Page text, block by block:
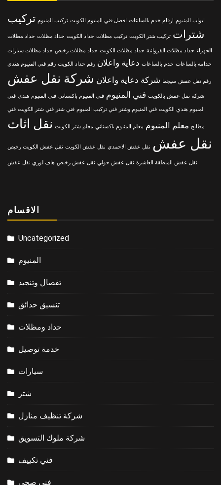
ابواب المنيوم ارقام خدم بالساعات افضل فني المنيوم الكويت تركيب المنيوم تركيب
شترات تركيب شتر الكويت تركيب مظلات حداد الكويت حداد مظلات حداد مظلات
الجهراء حداد مظلات الفروانية حداد مظلات الكويت حداد مظلات رخيص حداد مظلات سيارات
خدامه بالساعات خدم بالساعات دعاية واعلان رقم حداد الكويت رقم فني المنيوم هندي
رقم نقل عفش سيجما شركة دعاية واعلان شركة نقل عفش
شركة نقل عفش بالكويت فني المنيوم فني المنيوم باكستاني فني المنيوم هندي فني
المنيوم هندي الكويت فني المنيوم وشتر فني تركيب المنيوم فني شتر فني شتر الكويت فني
مطابخ معلم المنيوم معلم المنيوم باكستاني معلم شتر الكويت نقل اثاث
نقل عفش نقل عفش الاحمدي نقل عفش الكويت نقل عفش الكويت رخيص
نقل عفش المنطقة العاشرة نقل عفش حولي نقل عفش رخيص هاف لوري نقل عفش
الاقسام
Uncategorized
المنيوم
تفصال وتنجيد
تنسيق حدائق
حداد ومظلات
خدمة توصيل
سيارات
شتر
شركة تنظيف منازل
شركة ملوك التسويق
فني تكييف
فني صحي